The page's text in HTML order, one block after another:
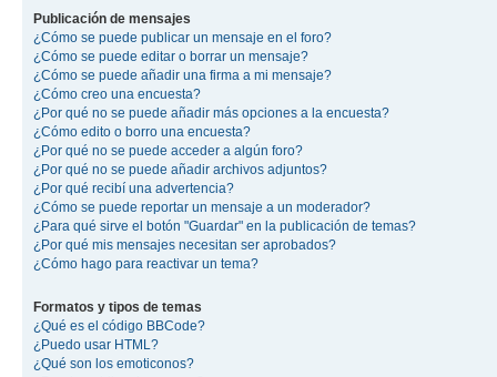
Publicación de mensajes
¿Cómo se puede publicar un mensaje en el foro?
¿Cómo se puede editar o borrar un mensaje?
¿Cómo se puede añadir una firma a mi mensaje?
¿Cómo creo una encuesta?
¿Por qué no se puede añadir más opciones a la encuesta?
¿Cómo edito o borro una encuesta?
¿Por qué no se puede acceder a algún foro?
¿Por qué no se puede añadir archivos adjuntos?
¿Por qué recibí una advertencia?
¿Cómo se puede reportar un mensaje a un moderador?
¿Para qué sirve el botón "Guardar" en la publicación de temas?
¿Por qué mis mensajes necesitan ser aprobados?
¿Cómo hago para reactivar un tema?
Formatos y tipos de temas
¿Qué es el código BBCode?
¿Puedo usar HTML?
¿Qué son los emoticonos?